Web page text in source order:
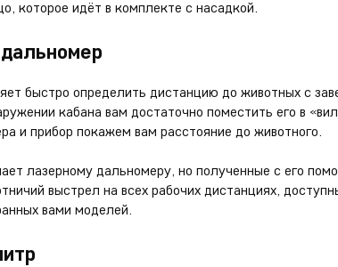
которое идёт в комплекте с насадкой.
быстро определить дистанцию до животных с
кабана вам достаточно поместить его в
и прибор покажем вам расстояние до животного.
лазерному дальномеру, но полученные с его
выстрел на всех рабочих дистанциях,
вами моделей.